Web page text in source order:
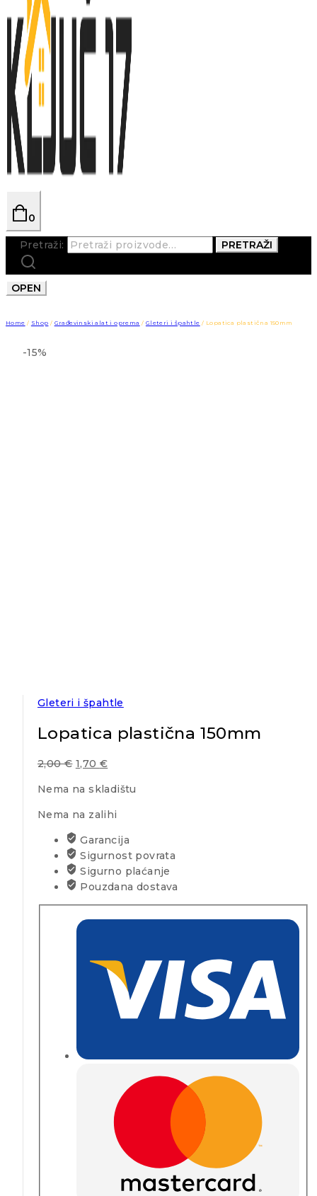
0
Pretraži: PRETRAŽI
OPEN
Home / Shop / Građevinski alat i oprema / Gleteri i špahtle / Lopatica plastična 150mm
-15%
Gleteri i špahtle
Lopatica plastična 150mm
2,00€ 1,70 €
Nema na skladištu
Nema na zalihi
Garancija
Sigurnost povrata
Sigurno plaćanje
Pouzdana dostava